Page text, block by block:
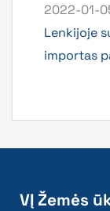
2022-01-
Lenkijoje
importas
VĮ Žemės